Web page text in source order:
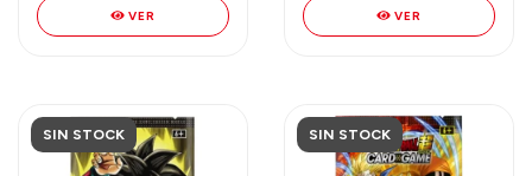
VER VER
SIN STOCK SIN STOCK